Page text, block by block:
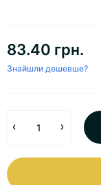
83.40 грн.
Знайшли дешевше?